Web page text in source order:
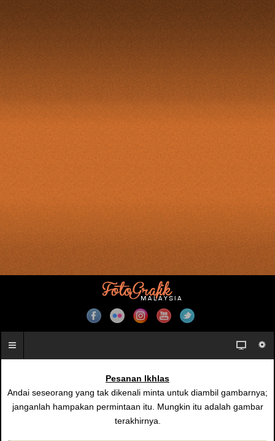
Pesanan Ikhlas
Andai seseorang yang tak dikenali minta untuk diambil gambarnya;
janganlah hampakan permintaan itu. Mungkin itu adalah gambar
terakhirnya.